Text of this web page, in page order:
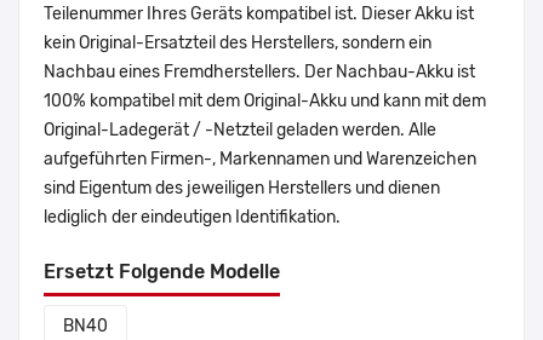
Teilenummer Ihres Geräts kompatibel ist. Dieser Akku ist
kein Original-Ersatzteil des Herstellers, sondern ein
Nachbau eines Fremdherstellers. Der Nachbau-Akku ist
100% kompatibel mit dem Original-Akku und kann mit dem
Original-Ladegerät / -Netzteil geladen werden. Alle
aufgeführten Firmen-, Markennamen und Warenzeichen
sind Eigentum des jeweiligen Herstellers und dienen
lediglich der eindeutigen Identifikation.
Ersetzt Folgende Modelle
BN40